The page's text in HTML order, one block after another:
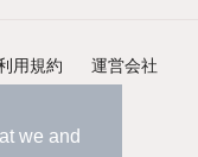
we and
用規約 運営会社